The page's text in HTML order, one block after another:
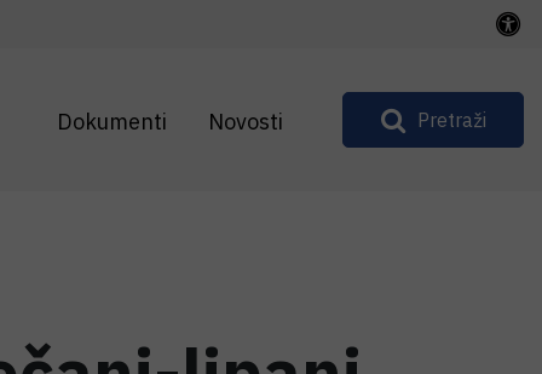
Dokumenti Novosti Pretraži